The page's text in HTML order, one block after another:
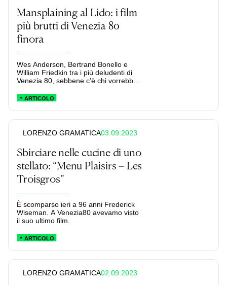
Mansplaining al Lido: i film
più brutti di Venezia 80
finora
Wes Anderson, Bertrand Bonello e
William Friedkin tra i più deludenti di
Venezia 80, sebbene c’è chi vorrebbe
ARTICOLO
LORENZO GRAMATICA03.09.2023
Sbirciare nelle cucine di uno
stellato: “Menu Plaisirs – Les
Troisgros”
È scomparso ieri a 96 anni Frederick
Wiseman. A Venezia80 avevamo visto
il suo ultimo film.
ARTICOLO
LORENZO GRAMATICA02.09.2023